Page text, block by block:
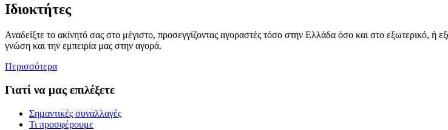
Ιδιοκτήτες
Αναδείξτε το ακίνητό σας στο μέγιστο, προσεγγίζοντας αγοραστές τόσο στην Ελλάδα όσο και στο εξωτερικό, ή
γνώση και την εμπειρία μας στην αγορά.
Περισσότερα
Γιατί να μας επιλέξετε
Σημαντικές συναλλαγές
Τι προσφέρουμε